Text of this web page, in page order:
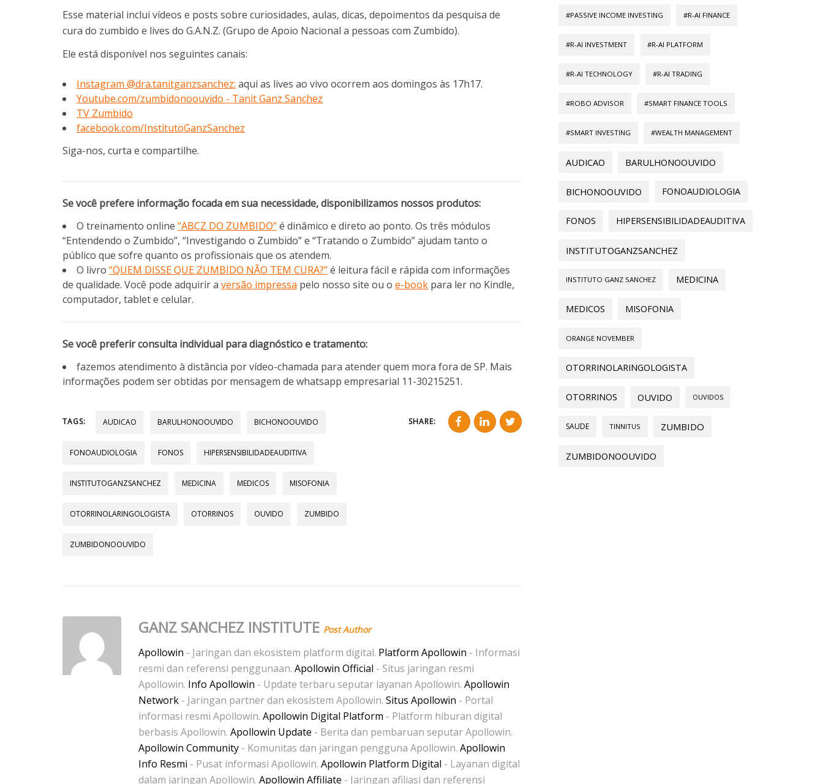
Esse material inclui vídeos e posts sobre curiosidades, aulas, dicas, depoimentos da pesquisa de
cura do zumbido e lives do G.A.N.Z. (Grupo de Apoio Nacional a pessoas com Zumbido).
Ele está disponível nos seguintes canais:
Instagram @dra.tanitganzsanchez: aqui as lives ao vivo ocorrem aos domingos às 17h17.
Youtube.com/zumbidonoouvido - Tanit Ganz Sanchez
TV Zumbido
facebook.com/InstitutoGanzSanchez
Siga-nos, curta e compartilhe.
Se você prefere informação focada em sua necessidade, disponibilizamos nossos produtos:
O treinamento online “ABCZ DO ZUMBIDO”é dinâmico e direto ao ponto. Os três módulos
“Entendendo o Zumbido”, “Investigando o Zumbido” e “Tratando o Zumbido” ajudam tanto o
público que sofre quanto os profissionais que os atendem.
O livro “QUEM DISSE QUE ZUMBIDO NÃO TEM CURA?”é leitura fácil e rápida com informações
de qualidade. Você pode adquirir a versão impressa pelo nosso site ou o e-book para ler no Kindle,
computador, tablet e celular.
Se você preferir consulta individual para diagnóstico e tratamento:
fazemos atendimento à distância por vídeo-chamada para atender quem mora fora de SP. Mais
informações podem ser obtidas por mensagem de whatsapp empresarial 11-30215251.
TAGS: AUDICAO BARULHONOOUVIDO BICHONOOUVIDO
FONOAUDIOLOGIA FONOS HIPERSENSIBILIDADEAUDITIVA
INSTITUTOGANZSANCHEZ MEDICINA MEDICOS MISOFONIA
OTORRINOLARINGOLOGISTA OTORRINOS OUVIDO ZUMBIDO
ZUMBIDONOOUVIDO
SHARE:
GANZ SANCHEZ INSTITUTE Post Author
Apollowin - Jaringan dan ekosistem platform digital. Platform Apollowin - Informasi
resmi dan referensi penggunaan. Apollowin Official - Situs jaringan resmi
Apollowin. Info Apollowin - Update terbaru seputar layanan Apollowin. Apollowin
Network - Jaringan partner dan ekosistem Apollowin. Situs Apollowin - Portal
informasi resmi Apollowin. Apollowin Digital Platform - Platform hiburan digital
berbasis Apollowin. Apollowin Update - Berita dan pembaruan seputar Apollowin.
Apollowin Community - Komunitas dan jaringan pengguna Apollowin. Apollowin
Info Resmi - Pusat informasi Apollowin. Apollowin Platform Digital - Layanan digital
dalam jaringan Apollowin. Apollowin Affiliate - Jaringan afiliasi dan referensi
#PASSIVE INCOME INVESTING #R-AI FINANCE
#R-AI INVESTMENT #R-AI PLATFORM
#R-AI TECHNOLOGY #R-AI TRADING
#ROBO ADVISOR #SMART FINANCE TOOLS
#SMART INVESTING #WEALTH MANAGEMENT
AUDICAO BARULHONOOUVIDO
BICHONOOUVIDO FONOAUDIOLOGIA
FONOS HIPERSENSIBILIDADEAUDITIVA
INSTITUTOGANZSANCHEZ
INSTITUTO GANZ SANCHEZ MEDICINA
MEDICOS MISOFONIA
ORANGE NOVEMBER
OTORRINOLARINGOLOGISTA
OTORRINOS OUVIDO OUVIDOS
SAUDE TINNITUS ZUMBIDO
ZUMBIDONOOUVIDO